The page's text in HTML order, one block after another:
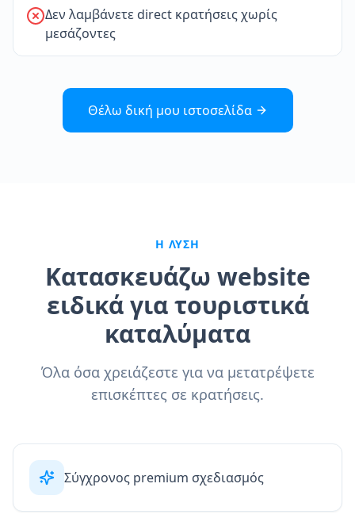
Δεν λαμβάνετε direct κρατήσεις χωρίς
μεσάζοντες
Θέλω δική μου ιστοσελίδα
Η ΛΎΣΗ
Κατασκευάζω website
ειδικά για τουριστικά
καταλύματα
Όλα όσα χρειάζεστε για να μετατρέψετε
επισκέπτες σε κρατήσεις.
Σύγχρονος premium σχεδιασμός